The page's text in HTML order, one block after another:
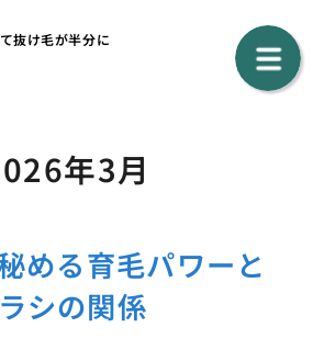
抜け毛が半分に
年3月
める育毛パワーと
シの関係